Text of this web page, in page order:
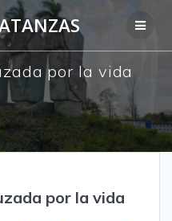
Saltar
por la vida
por la vida